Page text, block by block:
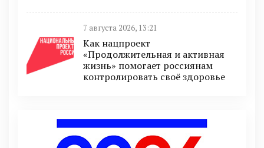
7 августа 2026, 13:21
Как нацпроект
«Продолжительная и активная
жизнь» помогает россиянам
контролировать своё здоровье